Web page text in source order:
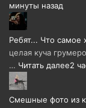
минуты назад
Ребят... Что самое
целая куча
… Читать далее2
Смешные фото из